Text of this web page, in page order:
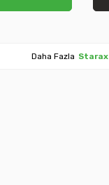
Daha Fazla Starax